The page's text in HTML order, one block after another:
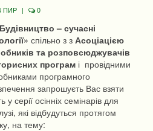
ПИР | 0
– сучасні
спільно з з Асоціацією
та розповсюджувачів
програм і провідними
програмного
запрошуєть Вас взяти
у серії осінніх семінарів для
які відбудуться протягом
на тему: